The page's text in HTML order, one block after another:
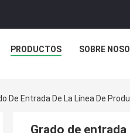
PRODUCTOS SOBRE
De Entrada De La Línea De
Grado de